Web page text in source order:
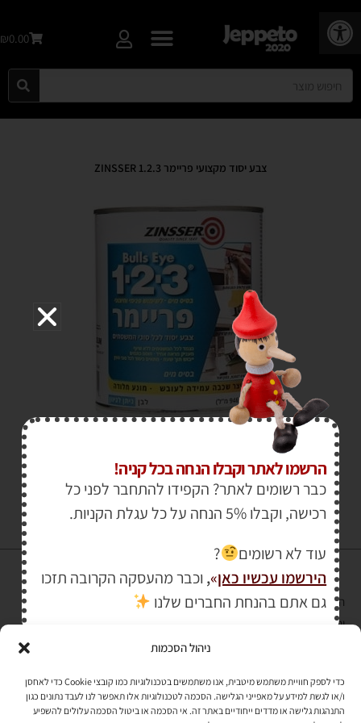
פתח סרגל נגישות
ניהול הסכמות
כדי לספק חוויית משתמש מיטבית, אנו משתמשים בטכנולוגיות כמו קובצי Cookie כדי לאחסן
ו/או לגשת למידע על מאפייני הגלישה. הסכמה לטכנולוגיות אלו תאפשר לנו לעבד נתונים כגון
התנהגות גלישה או מדדים ייחודיים באתר זה. אי הסכמה או ביטול הסכמה עלולים להשפיע
₪0.00
צבע יסוד מקצועי פריימר 1.2.3 ZINSSER
והעומד בתקן אבטחה PCI DSS Level-1
לתקנון האתר»
הרשמו לאתר וקבלו הנחה בכל קניה!
כבר רשומים לאתר? הקפידו להתחבר לפני כל
רכישה, וקבלו 5% הנחה על כל עגלת הקניות.
עוד לא רשומים
?
הירשמו עכשיו כאן»
, וכבר מהעסקה הקרובה תזכו
גם אתם בהנחת החברים שלנו